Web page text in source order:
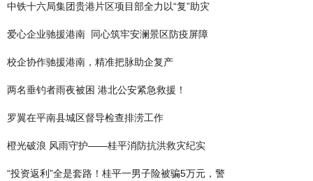
中铁十六局集团贵港片区项目部全力以“复”助灾
爱心企业驰援港南 同心筑牢安澜景区防疫屏障
校企协作驰援港南，精准把脉助企复产
两名垂钓者雨夜被困 港北公安紧急救援！
罗翼在平南县城区督导检查排涝工作
橙光破浪 风雨守护——桂平消防抗洪救灾纪实
“投资返利”全是套路！桂平一男子险被骗5万元，警